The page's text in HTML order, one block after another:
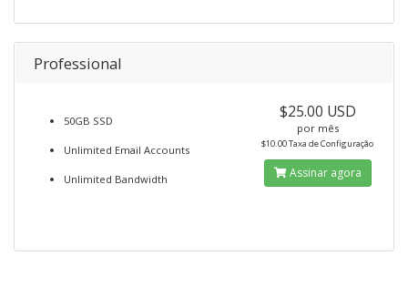
Professional
50GB SSD
Unlimited Email Accounts
Unlimited Bandwidth
$25.00 USD
por mês
$10.00 Taxa de Configuração
Assinar agora